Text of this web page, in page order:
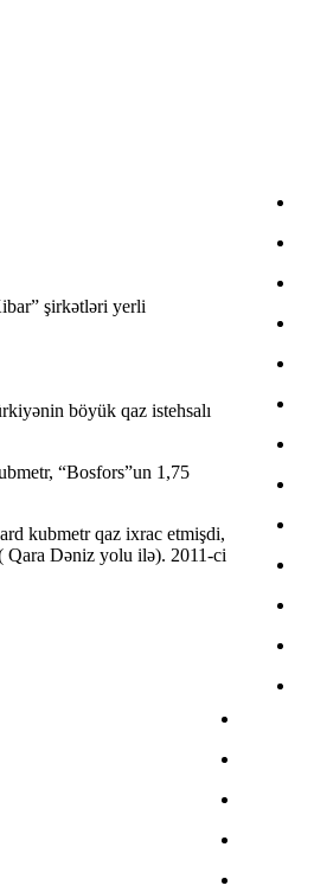
şirkətləri yerli
böyük qaz istehsalı
“Bosfors”un 1,75
kubmetr qaz ixrac etmişdi,
Qara Dəniz yolu ilə). 2011-ci